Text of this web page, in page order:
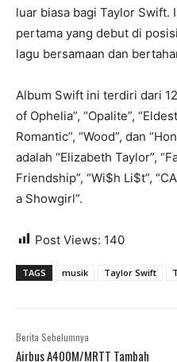
luar biasa bagi Taylor Swift.
pertama yang debut di
lagu bersamaan dan
Album Swift ini terdiri dari
of Ophelia”, “Opalite”,
Romantic”, “Wood”, dan
adalah “Elizabeth Taylor”,
Friendship”, “Wi$h Li$t”,
a Showgirl”.
Post Views: 140
TAGS musik Taylor Swift
Berita Sebelumnya
Airbus A400M/MRTT Tambah